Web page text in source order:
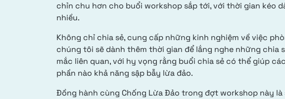
chỉn chu hơn cho buổi workshop sắp tới, với thời gian kéo
nhiều.
Không chỉ chia sẻ, cung cấp những kinh nghiệm về việc
chúng tôi sẽ dành thêm thời gian để lắng nghe những chia
mắc liên quan, với hy vọng rằng buổi chia sẻ có thể giúp
phần nào khả năng sập bẫy lừa đảo.
Đồng hành cùng Chống Lừa Đảo trong đợt workshop này là